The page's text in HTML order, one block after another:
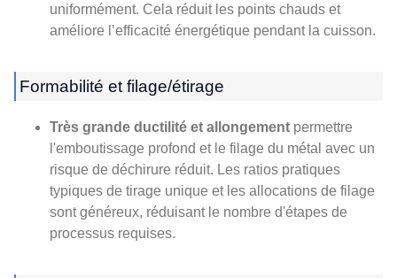
uniformément. Cela réduit les points chauds et
améliore l’efficacité énergétique pendant la cuisson.
Formabilité et filage/étirage
Très grande ductilité et allongement permettre
l'emboutissage profond et le filage du métal avec un
risque de déchirure réduit. Les ratios pratiques
typiques de tirage unique et les allocations de filage
sont généreux, réduisant le nombre d'étapes de
processus requises.